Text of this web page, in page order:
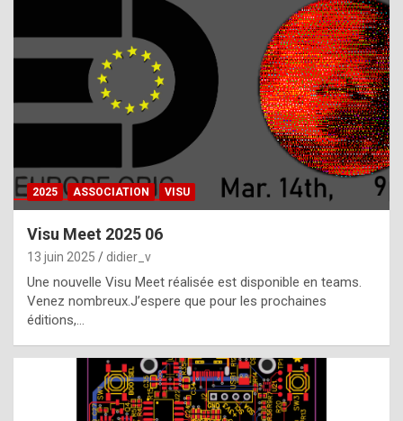
h
a
t
t
e
b
e
2025 ASSOCIATION VISU
Visu Meet 2025 06
13 juin 2025 didier_v
Une nouvelle Visu Meet réalisée est disponible en teams.
Venez nombreux.J’espere que pour les prochaines
éditions,…